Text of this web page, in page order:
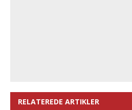
RELATEREDE ARTIKLER